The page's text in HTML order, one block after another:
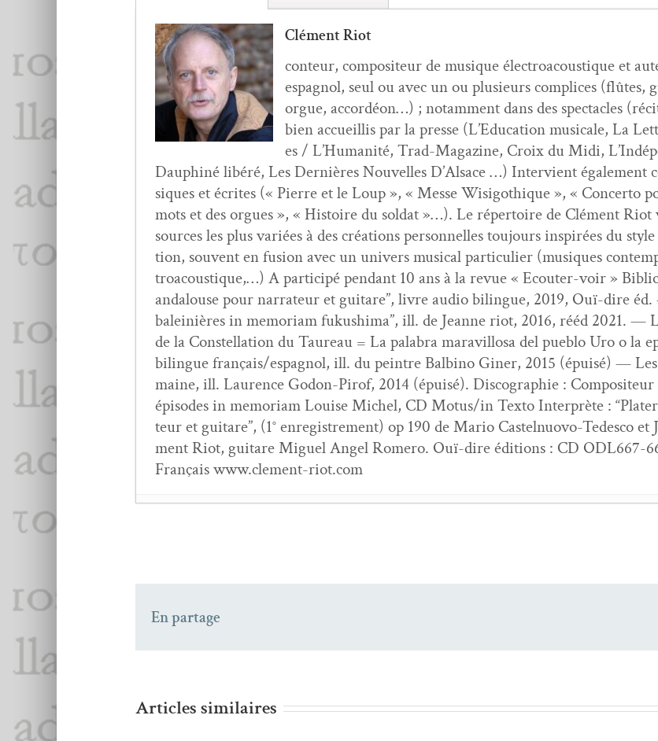
Clément Riot
con­teur, com­pos­i­teur de musique élec­troa­cous­tique et
espag­nol, seul ou avec un ou plusieurs com­plices (flûtes,
orgue, accordéon…) ; notam­ment dans des spec­ta­cles
bien accueil­lis par la presse (L’Education musi­cale, La
es / L’Humanité, Trad-Mag­a­zine, Croix du Midi,
Dauphiné libéré, Les Dernières Nou­velles D’Alsace …) Inter­vient égale­ment
siques et écrites (« Pierre et le Loup », « Messe Wisig­oth­ique », « Con­cer­to
mots et des orgues », « His­toire du sol­dat »…). Le réper­toire de Clé­ment Riot
sources les plus var­iées à des créa­tions per­son­nelles tou­jours inspirées du
tion, sou­vent en fusion avec un univers musi­cal par­ti­c­uli­er (musiques
troa­cous­tique,…) A par­ticipé pen­dant 10 ans à la revue « Ecouter-voir »
andalouse pour nar­ra­teur et gui­tare”, livre audio bilingue, 2019, Ouï-dire
baleinières in memo­ri­am fukushi­ma”, ill. de Jeanne riot, 2016, rééd 2021. —
de la Con­stel­la­tion du Tau­reau = La pal­abra mar­avil­losa del pueblo Uro o la
bilingue français/espagnol, ill. du pein­tre Bal­bi­no Gin­er, 2015 (épuisé) —
maine, ill. Lau­rence Godon-Pirof, 2014 (épuisé). Discogra­phie : Com­pos­i­teur
épisodes in memo­ri­am Louise Michel, CD Motus/in Tex­to Inter­prète :
teur et gui­tare”, (1° enreg­istrement) op 190 de Mario Castel­n­uo­vo-Tedesco
ment Riot, gui­tare Miguel Angel Romero. Ouï-dire édi­tions : CD ODL667-
Français www.clement-riot.com
L’Éponge
En partage
Articles similaires